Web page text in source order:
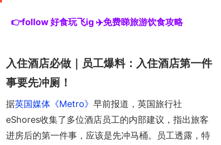
👉follow 好食玩飞ig ✈️免费睇旅游饮食攻略
入住酒店必做｜员工爆料：入住酒店第一件
事要先冲厕！
据英国媒体《Metro》 早前报道，英国旅行社
eShores收集了多位酒店员工的内部建议，指出旅客
进房后的第一件事，应该是先冲马桶。员工透露，特